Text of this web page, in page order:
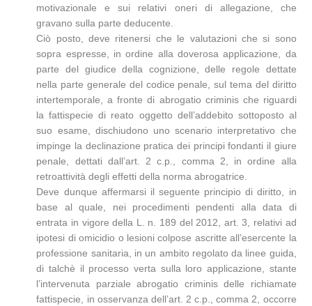
motivazionale e sui relativi oneri di allegazione, che
gravano sulla parte deducente.
Ciò posto, deve ritenersi che le valutazioni che si sono
sopra espresse, in ordine alla doverosa applicazione, da
parte del giudice della cognizione, delle regole dettate
nella parte generale del codice penale, sul tema del diritto
intertemporale, a fronte di abrogatio criminis che riguardi
la fattispecie di reato oggetto dell’addebito sottoposto al
suo esame, dischiudono uno scenario interpretativo che
impinge la declinazione pratica dei principi fondanti il giure
penale, dettati dall’art. 2 c.p., comma 2, in ordine alla
retroattività degli effetti della norma abrogatrice.
Deve dunque affermarsi il seguente principio di diritto, in
base al quale, nei procedimenti pendenti alla data di
entrata in vigore della L. n. 189 del 2012, art. 3, relativi ad
ipotesi di omicidio o lesioni colpose ascritte all’esercente la
professione sanitaria, in un ambito regolato da linee guida,
di talchè il processo verta sulla loro applicazione, stante
l’intervenuta parziale abrogatio criminis delle richiamate
fattispecie, in osservanza dell’art. 2 c.p., comma 2, occorre